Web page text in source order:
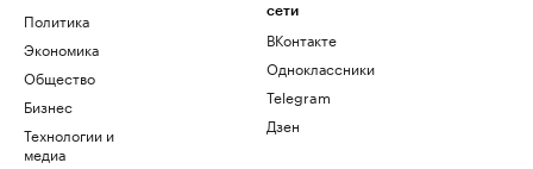
Политика
Экономика
Общество
Бизнес
Технологии и
медиа
сети
ВКонтакте
Одноклассники
Telegram
Дзен